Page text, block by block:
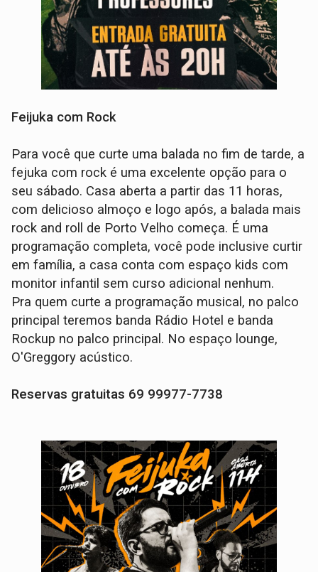
Feijuka com Rock
Para você que curte uma balada no fim de tarde, a
fejuka com rock é uma excelente opção para o
seu sábado. Casa aberta a partir das 11 horas,
com delicioso almoço e logo após, a balada mais
rock and roll de Porto Velho começa. É uma
programação completa, você pode inclusive curtir
em família, a casa conta com espaço kids com
monitor infantil sem curso adicional nenhum.
Pra quem curte a programação musical, no palco
principal teremos banda Rádio Hotel e banda
Rockup no palco principal. No espaço lounge,
O'Greggory acústico.
Reservas gratuitas 69 99977-7738